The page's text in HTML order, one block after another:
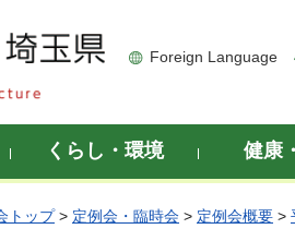
Foreign Language
くらし・環境 健康
トップ> 定例会・臨時会 > 定例会概要 >